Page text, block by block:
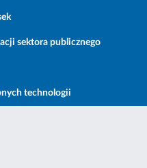
sektora publicznego
technologii